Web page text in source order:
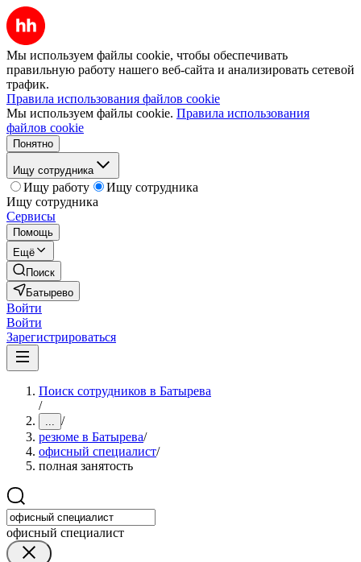
Мы используем файлы cookie, чтобы обеспечивать
правильную работу нашего веб-сайта и анализировать сетевой
трафик.
Правила использования файлов cookie
Мы используем файлы cookie. Правила использования
файлов cookie
Понятно
Ищу сотрудника
Ищу работу
Ищу сотрудника
Ищу сотрудника
Сервисы
Помощь
Ещё
Поиск
Батырево
Войти
Войти
Зарегистрироваться
Поиск сотрудников в Батырева
/
... /
резюме в Батырева/
офисный специалист/
полная занятость
офисный специалист